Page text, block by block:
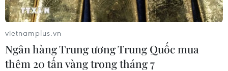
vietnamplus.vn
Ngân hàng Trung ương Trung Quốc mua
thêm 20 tấn vàng trong tháng 7